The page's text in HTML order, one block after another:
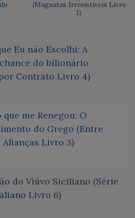
(Magnatas Irresistíveis Livro
1)
Eu não Escolhi: A
do bilionário
Contrato Livro 4)
me Renegou: O
do Grego (Entre
Alianças Livro 3)
do Viúvo Siciliano (Série
Livro 6)